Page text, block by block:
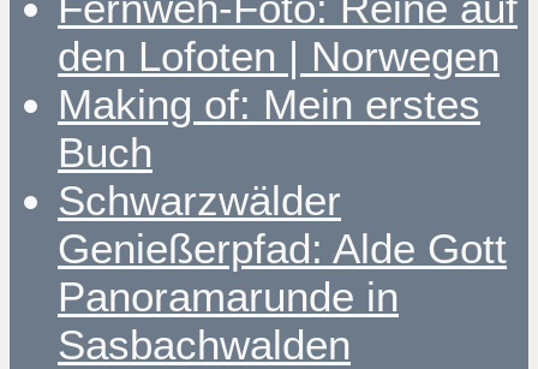
den Lofoten | Norwegen
Making of: Mein erstes
Buch
Schwarzwälder
Genießerpfad: Alde Gott
Panoramarunde in
Sasbachwalden